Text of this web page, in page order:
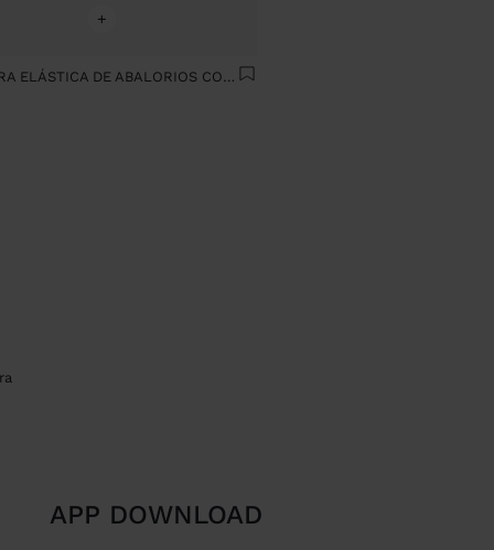
+
PULSERA ELÁSTICA DE ABALORIOS CON CONCHAS
APP DOWNLOAD